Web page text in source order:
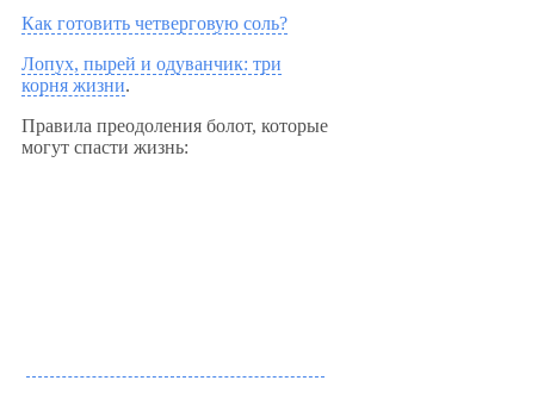
Как готовить четверговую соль?
Лопух, пырей и одуванчик: три
корня жизни.
Правила преодоления болот, которые
могут спасти жизнь: